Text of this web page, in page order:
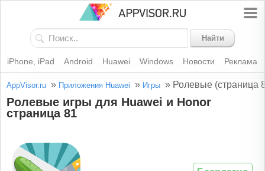
Найти
iPhone, iPad Android Huawei Windows Новости Реклама
AppVisor.ru » Приложения Huawei » Игры » Ролевые (страница
Ролевые игры для Huawei и Honor
страница 81